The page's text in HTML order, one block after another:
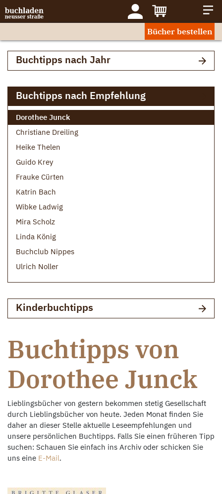
Bücher bestellen
Buchtipps nach Jahr
Buchtipps nach Empfehlung
Dorothee Junck
Christiane Dreiling
Heike Thelen
Guido Krey
Frauke Cürten
Katrin Bach
Wibke Ladwig
Mira Scholz
Linda König
Buchclub Nippes
Ulrich Noller
Kinderbuchtipps
Buchtipps von
Dorothee Junck
Lieblingsbücher von gestern bekommen stetig Gesellschaft
durch Lieblingsbücher von heute. Jeden Monat finden Sie
daher an dieser Stelle aktuelle Leseempfehlungen und
unsere persönlichen Buchtipps. Falls Sie einen früheren Tipp
suchen: Schauen Sie einfach ins Archiv oder schicken Sie
uns eine E-Mail.